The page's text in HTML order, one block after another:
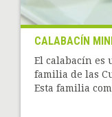
CALABACÍN
El calabacín es
familia de las
Esta familia